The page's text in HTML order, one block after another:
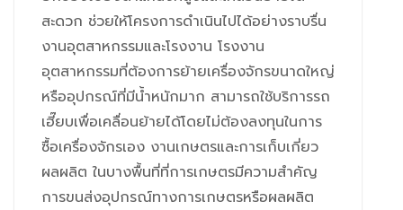
สะดวก ช่วยให้โครงการดำเนินไปได้อย่างราบรื่น
งานอุตสาหกรรมและโรงงาน โรงงาน
อุตสาหกรรมที่ต้องการย้ายเครื่องจักรขนาดใหญ่
หรืออุปกรณ์ที่มีน้ำหนักมาก สามารถใช้บริการรถ
เฮี๊ยบเพื่อเคลื่อนย้ายได้โดยไม่ต้องลงทุนในการ
ซื้อเครื่องจักรเอง งานเกษตรและการเก็บเกี่ยว
ผลผลิต ในบางพื้นที่ที่การเกษตรมีความสำคัญ
การขนส่งอุปกรณ์ทางการเกษตรหรือผลผลิต